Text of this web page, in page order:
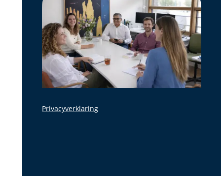
Privacyverklaring